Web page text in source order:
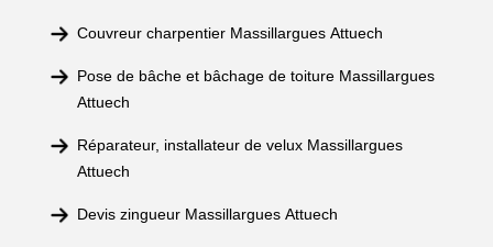
Couvreur charpentier Massillargues Attuech
Pose de bâche et bâchage de toiture Massillargues
Attuech
Réparateur, installateur de velux Massillargues
Attuech
Devis zingueur Massillargues Attuech